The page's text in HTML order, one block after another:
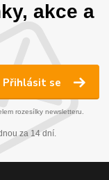
akce a
Přihlásit se
rozesílky newsletteru.
za 14 dní.